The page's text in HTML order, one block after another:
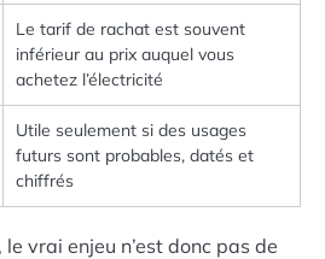
Le tarif de rachat est souvent
inférieur au prix auquel vous
achetez l’électricité
Utile seulement si des usages
futurs sont probables, datés et
chiffrés
vrai enjeu n’est donc pas de